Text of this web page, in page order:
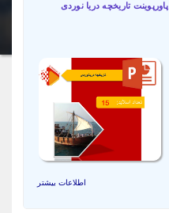
پاورپوینت تاریخچه دریا نوردی
اطلاعات بیشتر